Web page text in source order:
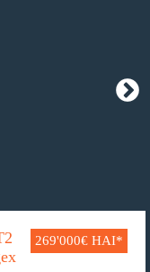
269'000€ HAI*